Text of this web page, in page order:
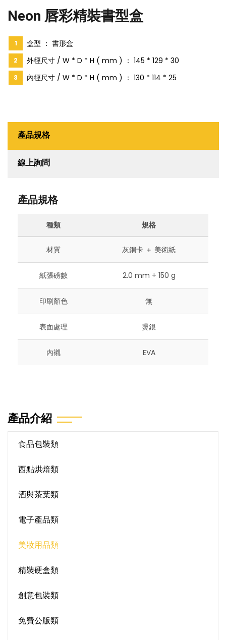
Neon 唇彩精裝書型盒
盒型 ： 書形盒
外徑尺寸 / W * D * H ( mm ) ： 145 * 129 * 30
內徑尺寸 / W * D * H ( mm ) ： 130 * 114 * 25
產品規格
線上詢問
產品規格
種類 規格
材質 灰銅卡 ＋ 美術紙
紙張磅數 2.0 mm + 150 g
印刷顏色 無
表面處理 燙銀
內襯 EVA
產品介紹
食品包裝類
西點烘焙類
酒與茶葉類
電子產品類
美妝用品類
精裝硬盒類
創意包裝類
免費公版類